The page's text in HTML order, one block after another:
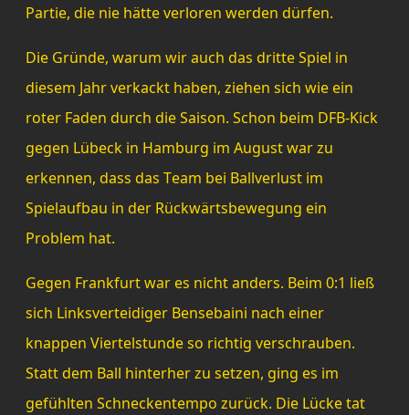
Partie, die nie hätte verloren werden dürfen.
Die Gründe, warum wir auch das dritte Spiel in
diesem Jahr verkackt haben, ziehen sich wie ein
roter Faden durch die Saison. Schon beim DFB-Kick
gegen Lübeck in Hamburg im August war zu
erkennen, dass das Team bei Ballverlust im
Spielaufbau in der Rückwärtsbewegung ein
Problem hat.
Gegen Frankfurt war es nicht anders. Beim 0:1 ließ
sich Linksverteidiger Bensebaini nach einer
knappen Viertelstunde so richtig verschrauben.
Statt dem Ball hinterher zu setzen, ging es im
gefühlten Schneckentempo zurück. Die Lücke tat